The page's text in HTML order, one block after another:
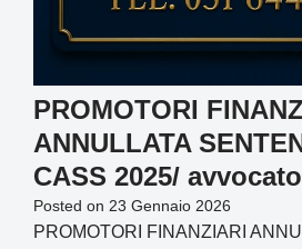
PROMOTORI
ANNULLATA
CASS 2025/
Posted on 23 Gennaio 2026
PROMOTORI FINANZIARI